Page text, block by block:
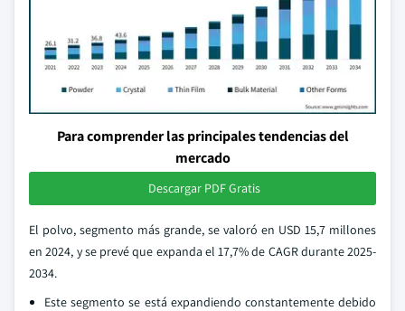
Para comprender las principales tendencias del
mercado
Descargar PDF Gratis
El polvo, segmento más grande, se valoró en USD 15,7 millones
en 2024, y se prevé que expanda el 17,7% de CAGR durante 2025-
2034.
Este segmento se está expandiendo constantemente debido